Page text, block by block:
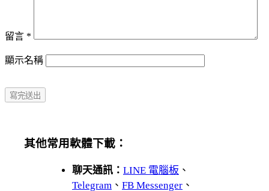
留言 *
顯示名稱
其他常用軟體下載：
聊天通訊： LINE 電腦板 、
Telegram 、 FB Messenger 、